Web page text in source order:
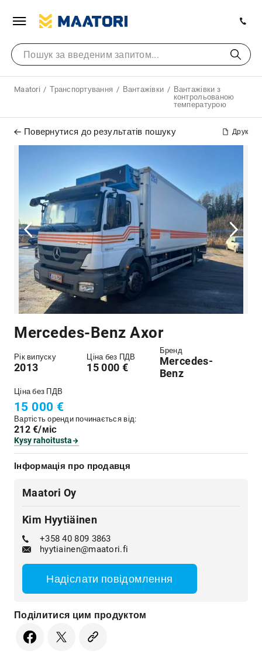
Maatori Транспортування Вантажівки
Вантажівки з
контрольованою
температурою
Повернутися до результатів пошуку Друк
Mercedes-Benz Axor
Рік випуску
2013
Ціна без ПДВ
15 000 €
Бренд
Mercedes-
Benz
Ціна без ПДВ
15 000 €
Вартість оренди починається від:
212 €/міс
Kysy rahoitusta
Інформація про продавця
Maatori Oy
Kim Hyytiäinen
+358 40 809 3863
hyytiainen@maatori.fi
Надіслати повідомлення
Поділитися цим продуктом